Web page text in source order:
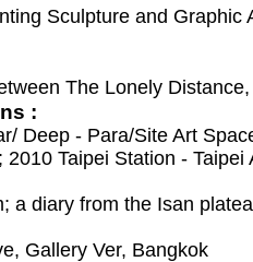
Sculpture and Graphic
The Lonely
:
Deep - Para/Site Art
2010 Taipei Station - Taipei
a diary from the Isan
Gallery Ver, Bangkok